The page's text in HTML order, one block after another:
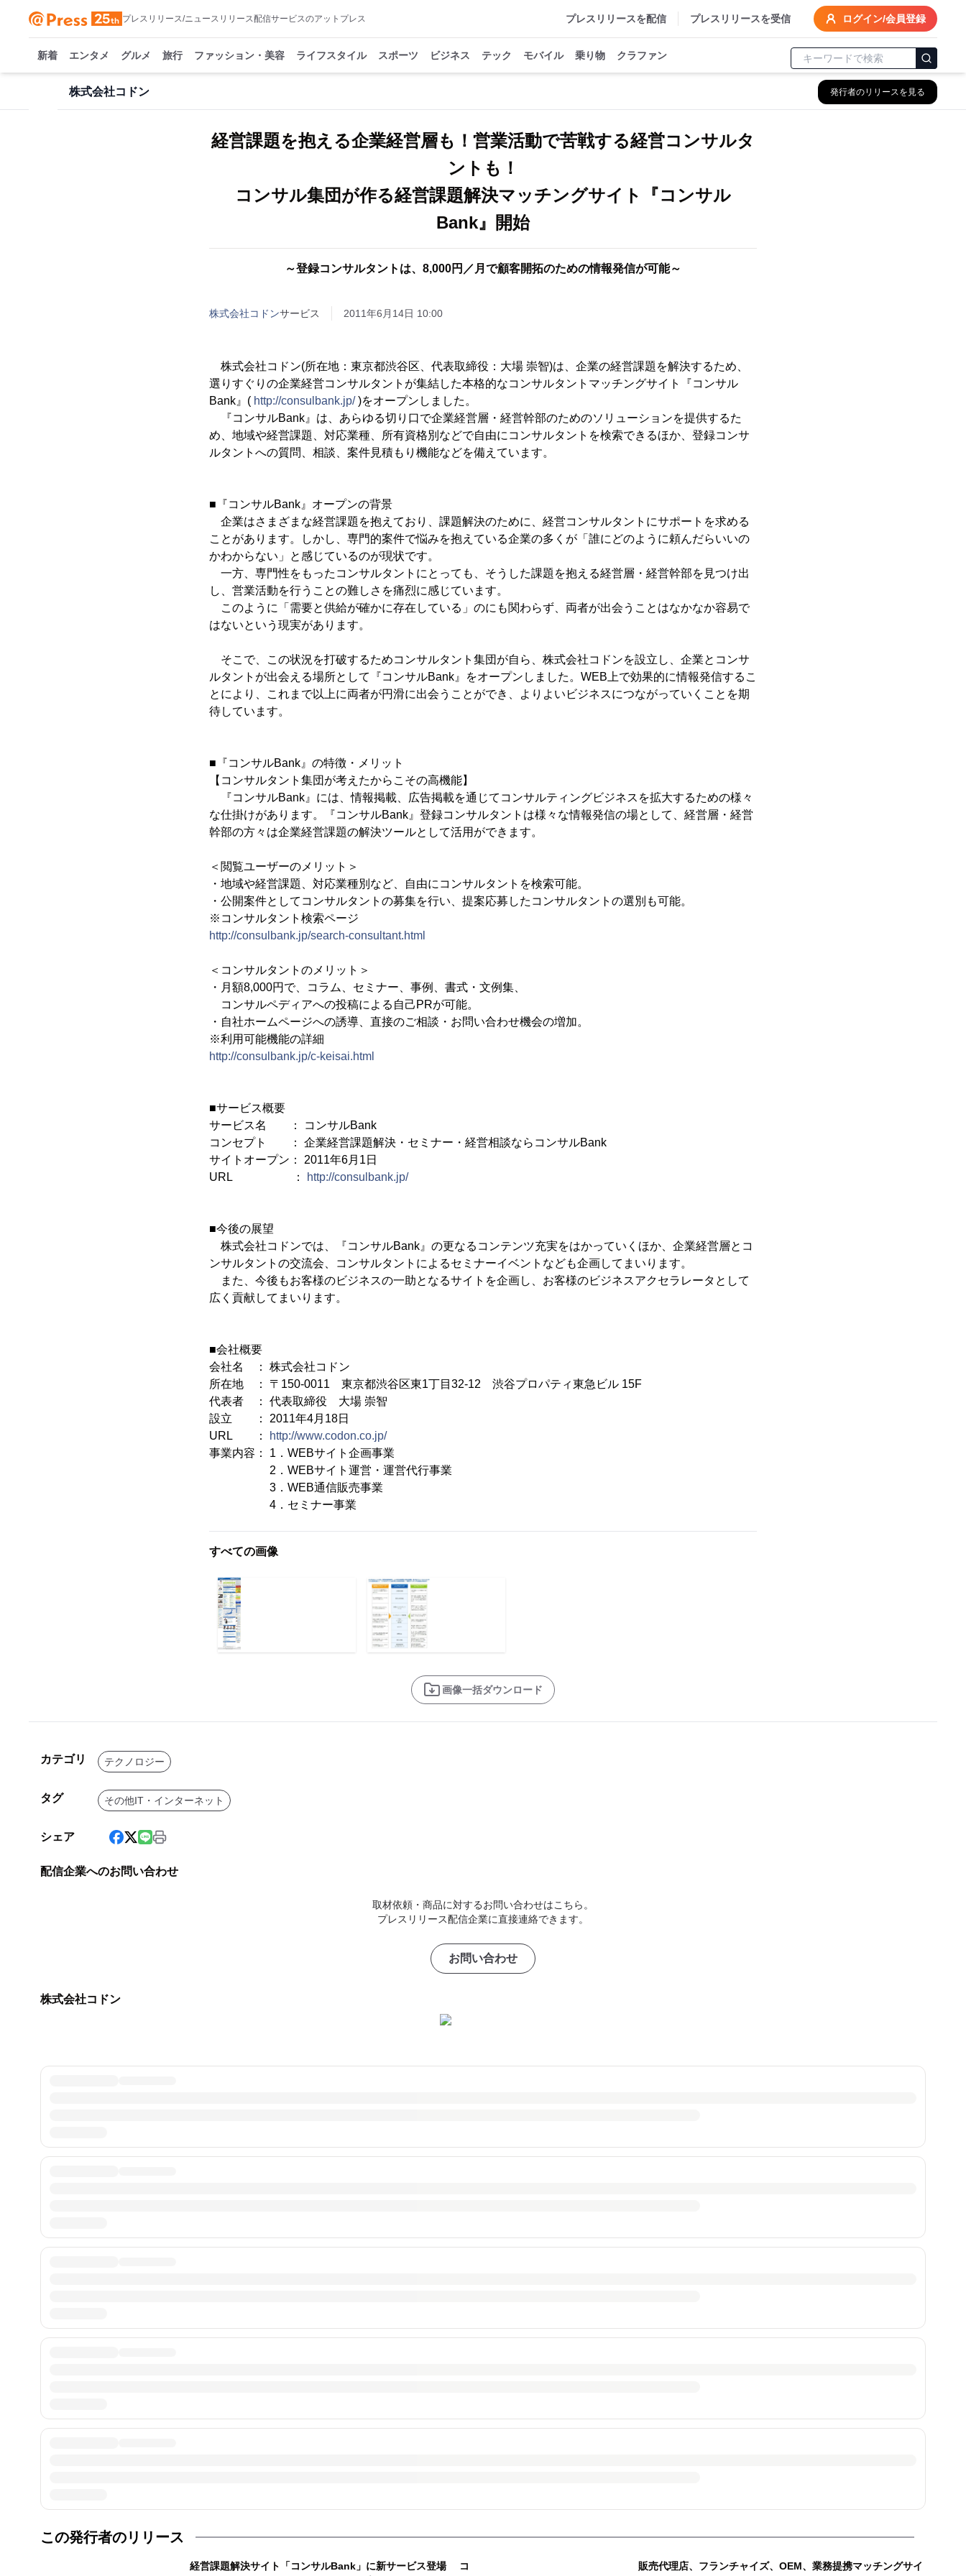
プレスリリース/ニュースリリース配信サービスのアットプレス プレスリリースを配信 プレスリリースを受信 ログイン/会員登録
新着 エンタメ グルメ 旅行 ファッション・美容 ライフスタイル スポーツ ビジネス テック モバイル 乗り物 クラファン
株式会社コドン 発行者のリリースを見る
経営課題を抱える企業経営層も！営業活動で苦戦する経営コンサルタ
ントも！
コンサル集団が作る経営課題解決マッチングサイト『コンサル
Bank』開始
～登録コンサルタントは、8,000円／月で顧客開拓のための情報発信が可能～
株式会社コドンサービス 2011年6月14日 10:00
株式会社コドン(所在地：東京都渋谷区、代表取締役：大場 崇智)は、企業の経営課題を解決するため、
選りすぐりの企業経営コンサルタントが集結した本格的なコンサルタントマッチングサイト『コンサル
Bank』( http://consulbank.jp/)をオープンしました。
『コンサルBank』は、あらゆる切り口で企業経営層・経営幹部のためのソリューションを提供するた
め、地域や経営課題、対応業種、所有資格別などで自由にコンサルタントを検索できるほか、登録コンサ
ルタントへの質問、相談、案件見積もり機能などを備えています。
■『コンサルBank』オープンの背景
企業はさまざまな経営課題を抱えており、課題解決のために、経営コンサルタントにサポートを求める
ことがあります。しかし、専門的案件で悩みを抱えている企業の多くが「誰にどのように頼んだらいいの
かわからない」と感じているのが現状です。
一方、専門性をもったコンサルタントにとっても、そうした課題を抱える経営層・経営幹部を見つけ出
し、営業活動を行うことの難しさを痛烈に感じています。
このように「需要と供給が確かに存在している」のにも関わらず、両者が出会うことはなかなか容易で
はないという現実があります。
そこで、この状況を打破するためコンサルタント集団が自ら、株式会社コドンを設立し、企業とコンサ
ルタントが出会える場所として『コンサルBank』をオープンしました。WEB上で効果的に情報発信するこ
とにより、これまで以上に両者が円滑に出会うことができ、よりよいビジネスにつながっていくことを期
待しています。
■『コンサルBank』の特徴・メリット
【コンサルタント集団が考えたからこその高機能】
『コンサルBank』には、情報掲載、広告掲載を通じてコンサルティングビジネスを拡大するための様々
な仕掛けがあります。『コンサルBank』登録コンサルタントは様々な情報発信の場として、経営層・経営
幹部の方々は企業経営課題の解決ツールとして活用ができます。
＜閲覧ユーザーのメリット＞
・地域や経営課題、対応業種別など、自由にコンサルタントを検索可能。
・公開案件としてコンサルタントの募集を行い、提案応募したコンサルタントの選別も可能。
※コンサルタント検索ページ
http://consulbank.jp/search-consultant.html
＜コンサルタントのメリット＞
・月額8,000円で、コラム、セミナー、事例、書式・文例集、
コンサルペディアへの投稿による自己PRが可能。
・自社ホームページへの誘導、直接のご相談・お問い合わせ機会の増加。
※利用可能機能の詳細
http://consulbank.jp/c-keisai.html
■サービス概要
サービス名 ： コンサルBank
コンセプト ： 企業経営課題解決・セミナー・経営相談ならコンサルBank
サイトオープン： 2011年6月1日
URL ：
http://consulbank.jp/
■今後の展望
株式会社コドンでは、『コンサルBank』の更なるコンテンツ充実をはかっていくほか、企業経営層とコ
ンサルタントの交流会、コンサルタントによるセミナーイベントなども企画してまいります。
また、今後もお客様のビジネスの一助となるサイトを企画し、お客様のビジネスアクセラレータとして
広く貢献してまいります。
■会社概要
会社名 ： 株式会社コドン
所在地 ： 〒150-0011 東京都渋谷区東1丁目32-12 渋谷プロパティ東急ビル 15F
代表者 ： 代表取締役 大場 崇智
設立 ： 2011年4月18日
URL ：
http://www.codon.co.jp/
事業内容： 1．WEBサイト企画事業
2．WEBサイト運営・運営代行事業
3．WEB通信販売事業
4．セミナー事業
すべての画像
画像一括ダウンロード
カテゴリ テクノロジー
タグ その他IT・インターネット
シェア
配信企業へのお問い合わせ
取材依頼・商品に対するお問い合わせはこちら。
プレスリリース配信企業に直接連絡できます。
お問い合わせ
株式会社コドン
この発行者のリリース
経営課題解決サイト「コンサルBank」に新サービス登場 コ
販売代理店、フランチャイズ、OEM、業務提携マッチングサイ